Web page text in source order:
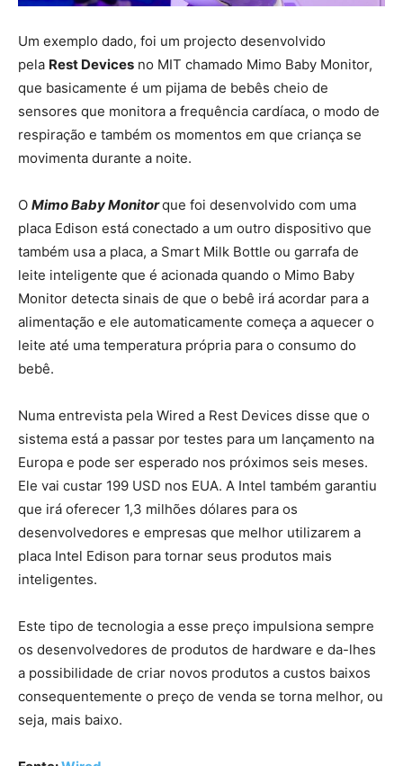
Um exemplo dado, foi um projecto desenvolvido
pela Rest Devices no MIT chamado Mimo Baby Monitor,
que basicamente é um pijama de bebês cheio de
sensores que monitora a frequência cardíaca, o modo de
respiração e também os momentos em que criança se
movimenta durante a noite.
O Mimo Baby Monitorque foi desenvolvido com uma
placa Edison está conectado a um outro dispositivo que
também usa a placa, a Smart Milk Bottle ou garrafa de
leite inteligente que é acionada quando o Mimo Baby
Monitor detecta sinais de que o bebê irá acordar para a
alimentação e ele automaticamente começa a aquecer o
leite até uma temperatura própria para o consumo do
bebê.
Numa entrevista pela Wired a Rest Devices disse que o
sistema está a passar por testes para um lançamento na
Europa e pode ser esperado nos próximos seis meses.
Ele vai custar 199 USD nos EUA. A Intel também garantiu
que irá oferecer 1,3 milhões dólares para os
desenvolvedores e empresas que melhor utilizarem a
placa Intel Edison para tornar seus produtos mais
inteligentes.
Este tipo de tecnologia a esse preço impulsiona sempre
os desenvolvedores de produtos de hardware e da-lhes
a possibilidade de criar novos produtos a custos baixos
consequentemente o preço de venda se torna melhor, ou
seja, mais baixo.